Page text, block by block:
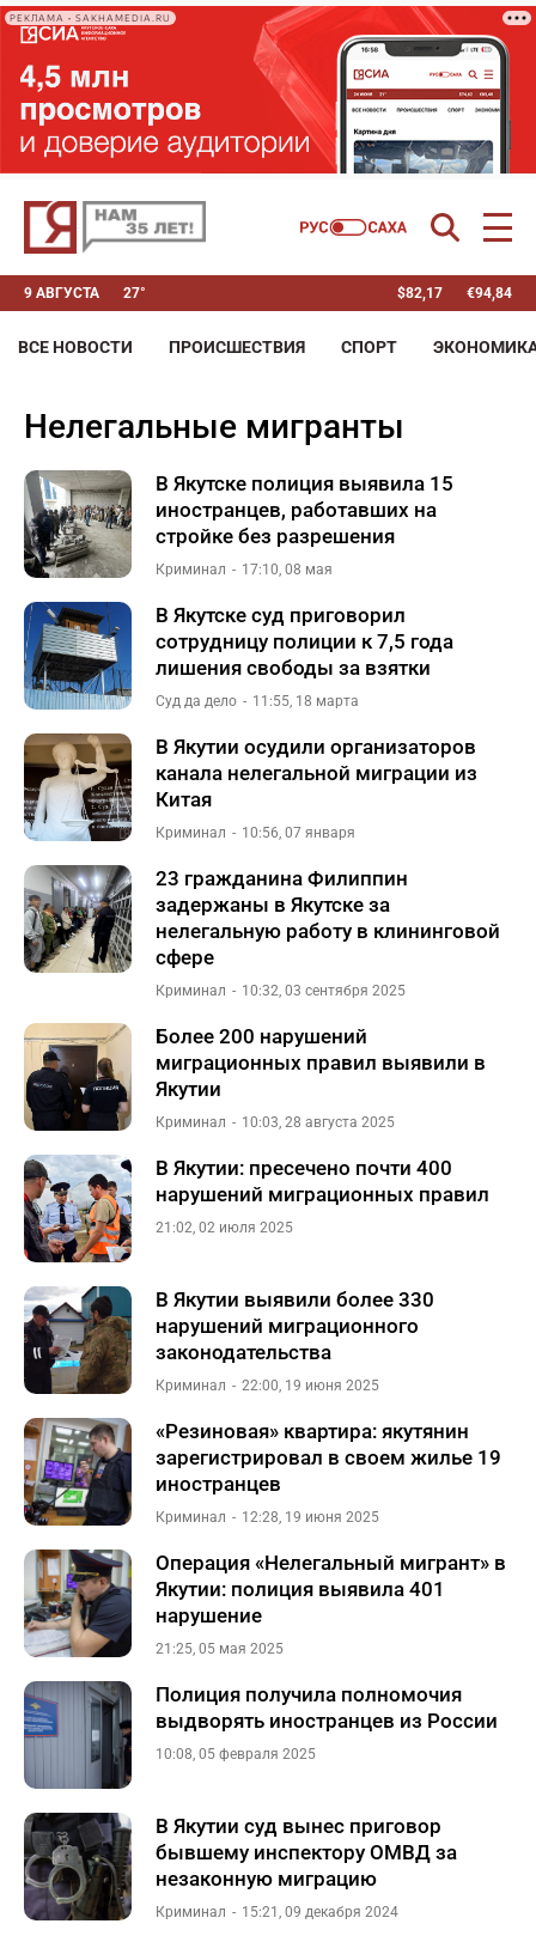
РЕКЛАМА • SAKHAMEDIA.RU
9 АВГУСТА 27° $82,17 €94,84
ВСЕ НОВОСТИ ПРОИСШЕСТВИЯ СПОРТ
нелегальные мигранты
В Якутске полиция выявила 15
иностранцев, работавших на
стройке без разрешения
Криминал 17:10, 08 мая
В Якутске суд приговорил
сотрудницу полиции к 7,5 года
лишения свободы за взятки
Суд да дело 11:55, 18 марта
В Якутии осудили организаторов
канала нелегальной миграции из
Китая
Криминал 10:56, 07 января
23 гражданина Филиппин
задержаны в Якутске за
нелегальную работу в клининговой
сфере
Криминал 10:32, 03 сентября 2025
Более 200 нарушений
миграционных правил выявили в
Якутии
Криминал 10:03, 28 августа 2025
В Якутии: пресечено почти 400
нарушений миграционных правил
21:02, 02 июля 2025
В Якутии выявили более 330
нарушений миграционного
законодательства
Криминал 22:00, 19 июня 2025
«Резиновая» квартира: якутянин
зарегистрировал в своем жилье 19
иностранцев
Криминал 12:28, 19 июня 2025
Операция «Нелегальный мигрант» в
Якутии: полиция выявила 401
нарушение
21:25, 05 мая 2025
Полиция получила полномочия
выдворять иностранцев из России
10:08, 05 февраля 2025
В Якутии суд вынес приговор
бывшему инспектору ОМВД за
незаконную миграцию
Криминал 15:21, 09 декабря 2024